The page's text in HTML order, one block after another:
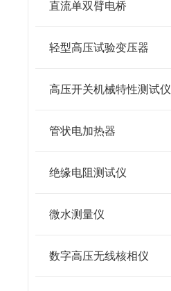
直流单双臂电桥
轻型高压试验变压器
高压开关机械特性测试仪
管状电加热器
绝缘电阻测试仪
微水测量仪
数字高压无线核相仪